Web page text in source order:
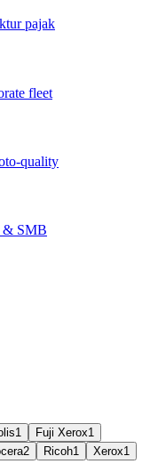
pajak
fleet
quality
& SMB
1 Fuji Xerox1
2 Ricoh1 Xerox1